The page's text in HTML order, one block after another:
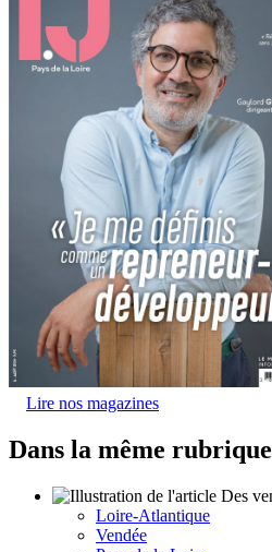
Lire nos magazines
Dans la même rubrique
Loire-Atlantique
Vendée